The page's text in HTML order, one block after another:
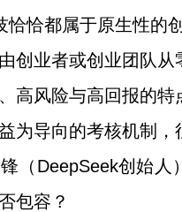
恰恰都属于原生性的
创业者或创业团队
高风险与高回报的
为导向的考核机制
（DeepSeek创始
包容？